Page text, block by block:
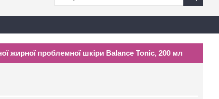
жирної проблемної шкіри Balance Tonic, 200 мл